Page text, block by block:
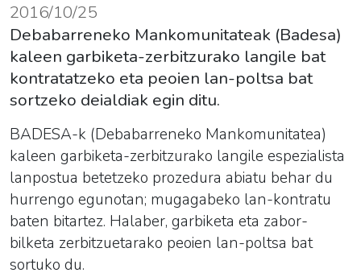
2016/10/25
Debabarreneko Mankomunitateak (Badesa)
kaleen garbiketa-zerbitzurako langile bat
kontratatzeko eta peoien lan-poltsa bat
sortzeko deialdiak egin ditu.
BADESA-k (Debabarreneko Mankomunitatea)
kaleen garbiketa-zerbitzurako langile espezialista
lanpostua betetzeko prozedura abiatu behar du
hurrengo egunotan; mugagabeko lan-kontratu
baten bitartez. Halaber, garbiketa eta zabor-
bilketa zerbitzuetarako peoien lan-poltsa bat
sortuko du.